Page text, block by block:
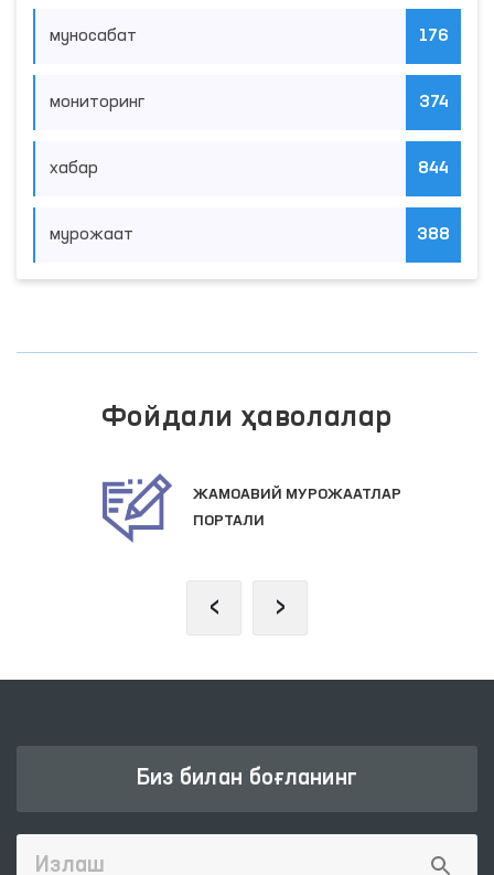
муносабат 176
мониторинг 374
хабар 844
мурожаат 388
Фойдали ҳаволалар
ЖАМОАВИЙ МУРОЖААТЛАР
ПОРТАЛИ
‹ ›
Биз билан боғланинг